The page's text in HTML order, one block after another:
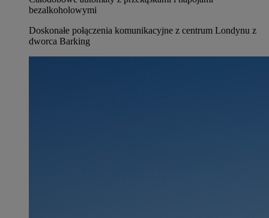
bezalkoholowymi
Doskonałe połączenia komunikacyjne z centrum Londynu z
dworca Barking